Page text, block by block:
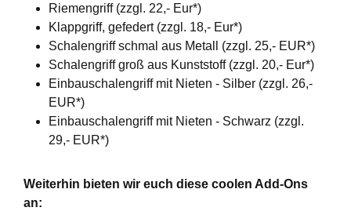
Riemengriff (zzgl. 22,- Eur*)
Klappgriff, gefedert (zzgl. 18,- Eur*)
Schalengriff schmal aus Metall (zzgl. 25,- EUR*)
Schalengriff groß aus Kunststoff (zzgl. 20,- Eur*)
Einbauschalengriff mit Nieten - Silber (zzgl. 26,-
EUR*)
Einbauschalengriff mit Nieten - Schwarz (zzgl.
29,- EUR*)
Weiterhin bieten wir euch diese coolen Add-Ons
an: